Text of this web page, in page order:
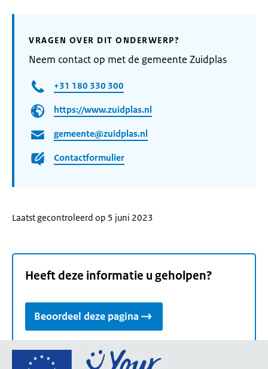
VRAGEN OVER DIT ONDERWERP?
Neem contact op met de gemeente Zuidplas
+31 180 330 300
https://www.zuidplas.nl
gemeente@zuidplas.nl
Contactformulier
Laatst gecontroleerd op 5 juni 2023
Heeft deze informatie u geholpen?
Beoordeel deze pagina
Ga